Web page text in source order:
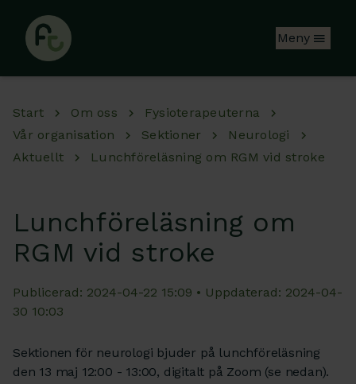
Meny
Start Om oss
Fysioterapeuterna
Vår organisation
Sektioner
Neurologi
Aktuellt
Lunchföreläsning om RGM vid stroke
Lunchföreläsning om
RGM vid stroke
Publicerad: 2024-04-22 15:09 • Uppdaterad: 2024-04-
30 10:03
Sektionen för neurologi bjuder på lunchföreläsning
den 13 maj 12:00 - 13:00, digitalt på Zoom (se nedan).